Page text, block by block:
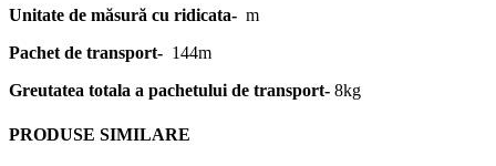
Unitate de măsură cu ridicata- m
Pachet de transport- 144m
Greutatea totala a pachetului de transport- 8kg
PRODUSE SIMILARE